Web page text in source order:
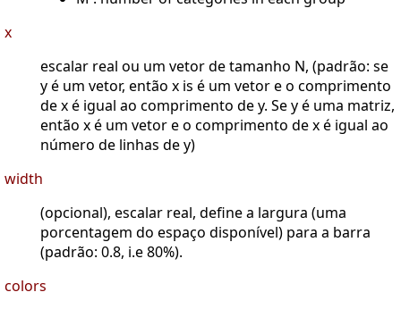
x
escalar real ou um vetor de tamanho N, (padrão: se
y é um vetor, então x is é um vetor e o comprimento
de x é igual ao comprimento de y. Se y é uma matriz,
então x é um vetor e o comprimento de x é igual ao
número de linhas de y)
width
(opcional), escalar real, define a largura (uma
porcentagem do espaço disponível) para a barra
(padrão: 0.8, i.e 80%).
colors